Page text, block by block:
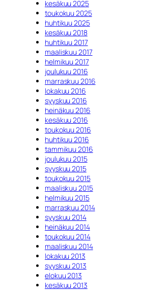
kesäkuu 2025
toukokuu 2025
huhtikuu 2025
kesäkuu 2018
huhtikuu 2017
maaliskuu 2017
helmikuu 2017
joulukuu 2016
marraskuu 2016
lokakuu 2016
syyskuu 2016
heinäkuu 2016
kesäkuu 2016
toukokuu 2016
huhtikuu 2016
tammikuu 2016
joulukuu 2015
syyskuu 2015
toukokuu 2015
maaliskuu 2015
helmikuu 2015
marraskuu 2014
syyskuu 2014
heinäkuu 2014
toukokuu 2014
maaliskuu 2014
lokakuu 2013
syyskuu 2013
elokuu 2013
kesäkuu 2013